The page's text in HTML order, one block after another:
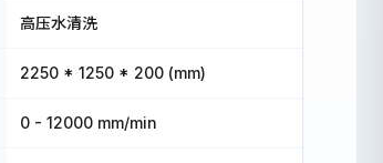
高压水清洗
2250 * 1250 * 200 (mm)
0 - 12000 mm/min